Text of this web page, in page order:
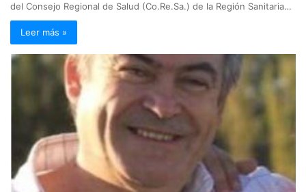
del Consejo Regional de Salud (Co.Re.Sa.) de la Región Sanitaria…
Leer más »